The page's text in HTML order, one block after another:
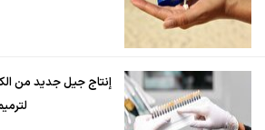
إنتاج جيل جديد من